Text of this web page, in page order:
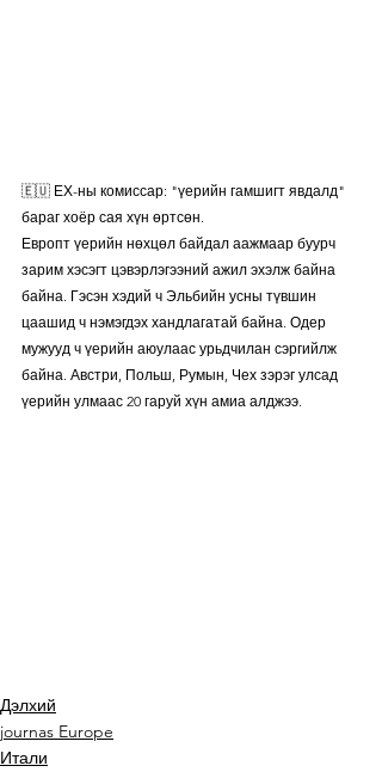
🇪🇺 ЕХ-ны комиссар: "үерийн гамшигт явдалд"
бараг хоёр сая хүн өртсөн.
Европт үерийн нөхцөл байдал аажмаар буурч
зарим хэсэгт цэвэрлэгээний ажил эхэлж байна
байна. Гэсэн хэдий ч Эльбийн усны түвшин
цаашид ч нэмэгдэх хандлагатай байна. Одер
мужууд ч үерийн аюулаас урьдчилан сэргийлж
байна. Австри, Польш, Румын, Чех зэрэг улсад
үерийн улмаас 20 гаруй хүн амиа алджээ.
Дэлхий
journas Europe
Итали